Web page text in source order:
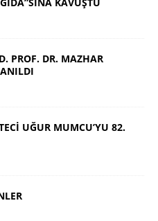
PROF. DR. MAZHAR
UĞUR MUMCU’YU 82.